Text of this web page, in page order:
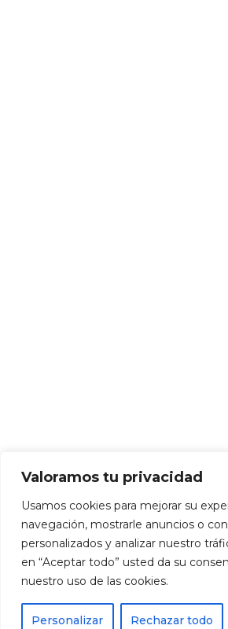
Valoramos tu privacidad
Usamos cookies para mejorar su
navegación, mostrarle anuncios o
personalizados y analizar nuestro
en “Aceptar todo” usted da su
nuestro uso de las cookies.
Personalizar Rechazar todo